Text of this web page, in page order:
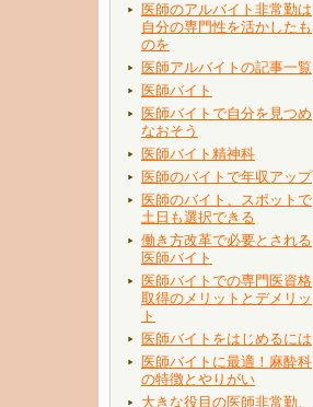
医師のアルバイト非常勤は
自分の専門性を活かしたも
のを
医師アルバイトの記事一覧
医師バイト
医師バイトで自分を見つめ
なおそう
医師バイト精神科
医師のバイトで年収アップ
医師のバイト、スポットで
土日も選択できる
働き方改革で必要とされる
医師バイト
医師バイトでの専門医資格
取得のメリットとデメリッ
ト
医師バイトをはじめるには
医師バイトに最適！麻酔科
の特徴とやりがい
大きな役目の医師非常勤、